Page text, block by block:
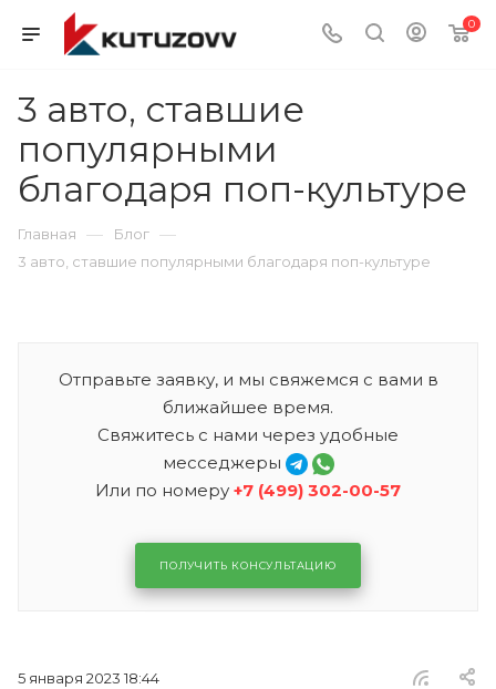
0
3 авто, ставшие
популярными
благодаря поп-культуре
Главная — Блог —
3 авто, ставшие популярными благодаря поп-культуре
Отправьте заявку, и мы свяжемся с вами в
ближайшее время.
Свяжитесь с нами через удобные
месседжеры
Или по номеру +7 (499) 302-00-57
ПОЛУЧИТЬ КОНСУЛЬТАЦИЮ
5 января 2023 18:44